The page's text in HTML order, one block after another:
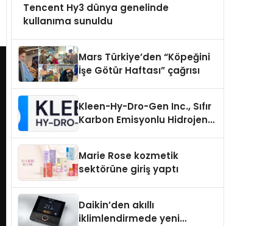
Tencent Hy3 dünya genelinde
kullanıma sunuldu
Mars Türkiye’den “Köpeğini
İşe Götür Haftası” çağrısı
Kleen-Hy-Dro-Gen Inc., Sıfır
Karbon Emisyonlu Hidrojen
Aldı
Marie Rose kozmetik
sektörüne giriş yaptı
Daikin’den akıllı
iklimlendirmede yeni